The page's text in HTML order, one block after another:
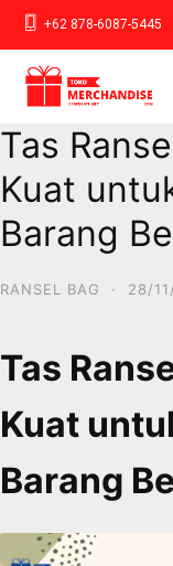
+62 878-6087-5445
Tas
Kuat
Barang
RANSEL BAG · 28/
Tas
Kuat
Barang